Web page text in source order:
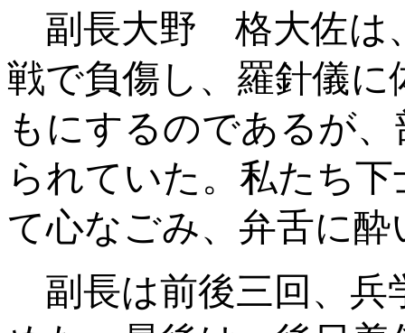
副長大野 格大佐は
戦で負傷し、羅針儀
もにするのであるが
られていた。私たち
て心なごみ、弁舌に
副長は前後三回、兵